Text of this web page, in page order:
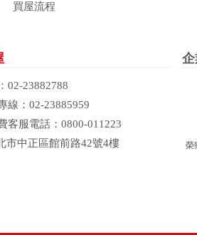
買屋流程
02-23882788
線： 02-23885959
客服電話： 0800-011223
市中正區館前路42號4樓
榮